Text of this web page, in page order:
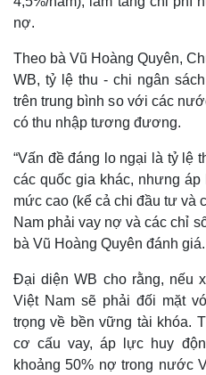
Hồ sơ
nợ.
Theo bà Vũ Hoàng Quyên,
WB, tỷ lệ thu - chi ngân
trên trung bình so với các
có thu nhập tương đương.
“Vấn đề đáng lo ngại là tỷ lệ
các quốc gia khác, nhưng
mức cao (kể cả chi đầu tư và
Nam phải vay nợ và các chỉ
bà Vũ Hoàng Quyên đánh giá.
Đại diện WB cho rằng, nếu
Việt Nam sẽ phải đối mặt
trọng về bền vững tài khóa.
cơ cấu vay, áp lực huy
khoảng 50% nợ trong nước